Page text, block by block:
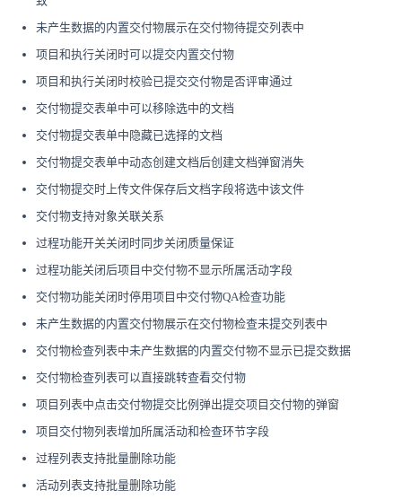
未产生数据的内置交付物展示在交付物待提交列表中
项目和执行关闭时可以提交内置交付物
项目和执行关闭时校验已提交交付物是否评审通过
交付物提交表单中可以移除选中的文档
交付物提交表单中隐藏已选择的文档
交付物提交表单中动态创建文档后创建文档弹窗消失
交付物提交时上传文件保存后文档字段将选中该文件
交付物支持对象关联关系
过程功能开关关闭时同步关闭质量保证
过程功能关闭后项目中交付物不显示所属活动字段
交付物功能关闭时停用项目中交付物QA检查功能
未产生数据的内置交付物展示在交付物检查未提交列表中
交付物检查列表中未产生数据的内置交付物不显示已提交数据
交付物检查列表可以直接跳转查看交付物
项目列表中点击交付物提交比例弹出提交项目交付物的弹窗
项目交付物列表增加所属活动和检查环节字段
过程列表支持批量删除功能
活动列表支持批量删除功能